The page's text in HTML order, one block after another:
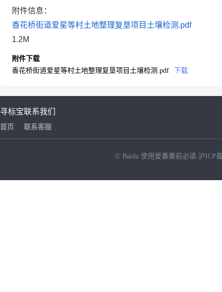
附件信息：
香花桥街道爱星等村土地整理复垦项目土壤检测.pdf
1.2M
附件下载
香花桥街道爱星等村土地整理复垦项目土壤检测.pdf
下载
寻标宝
首页
联系我们
联系客服
© Baidu 使用爱番番前必读 沪ICP